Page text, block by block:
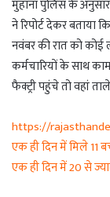
मुहाना पुलिस के अनुसार
ने रिपोर्ट देकर बताया
नवंबर की रात को
कर्मचारियों के साथ
फैक्ट्री पहुंचे तो वहां
https://
एक ही दिन में मिले 11
एक ही दिन में 20 से